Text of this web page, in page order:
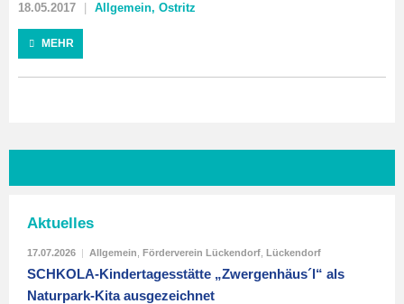
18.05.2017 Allgemein, Ostritz
MEHR
Aktuelles
17.07.2026 | Allgemein Förderverein Lückendorf Lückendorf
SCHKOLA-Kindertagesstätte „Zwergenhäus´l“ als
Naturpark-Kita ausgezeichnet